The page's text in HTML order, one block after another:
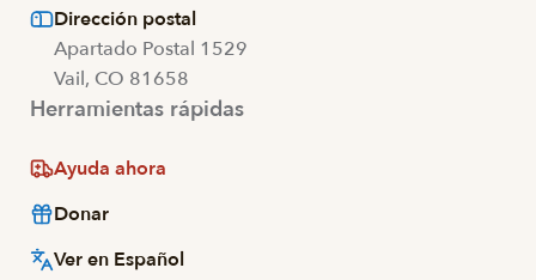
Dirección postal
Apartado Postal 1529
Vail, CO 81658
Herramientas rápidas
Ayuda ahora
Donar
Ver en Español